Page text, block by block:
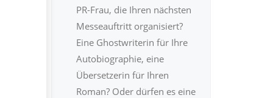
PR-Frau, die Ihren nächsten
Messeauftritt organisiert?
Eine Ghostwriterin für Ihre
Autobiographie, eine
Übersetzerin für Ihren
Roman? Oder dürfen es eine